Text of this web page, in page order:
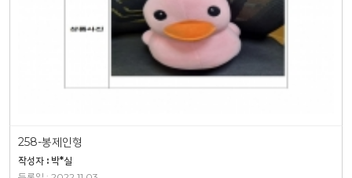
258-봉제인형
작성자 : 박*실